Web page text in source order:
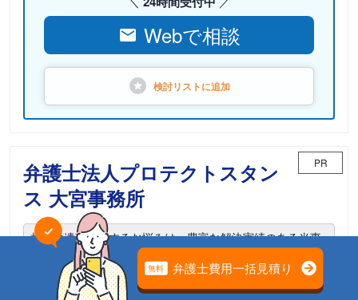
Webで相談
検討リストに追加
弁護士法人プロテクトスタン
ス 大宮事務所
PR
相続や遺言に関するお悩みは、豊富な解決実績のある当事
務所までご相談ください。
電話相談可能 初回面談無料 土日面談可能